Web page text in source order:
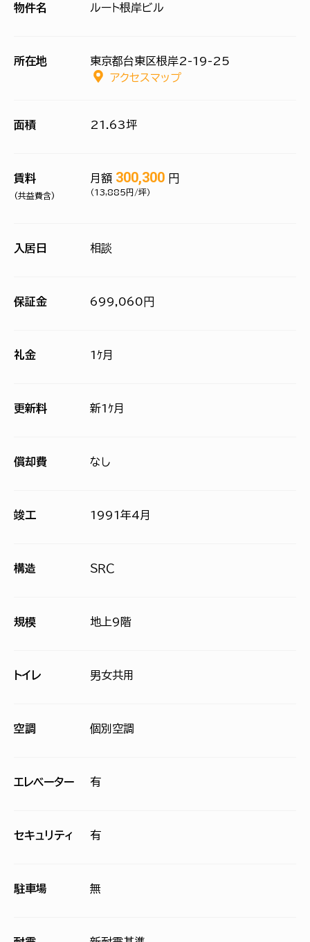
物件名 ルート根岸ビル
所在地
東京都台東区根岸2-19-25
アクセスマップ
面積 21.63坪
賃料
(共益費含)
月額 300,300 円
（13,885円/坪）
入居日 相談
保証金 699,060円
礼金 1ｹ月
更新料 新1ｹ月
償却費 なし
竣工 1991年4月
構造 ＳＲＣ
規模 地上9階
トイレ 男女共用
空調 個別空調
エレベーター 有
セキュリティ 有
駐車場 無